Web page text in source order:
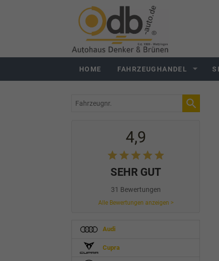
HOME FAHRZEUGHANDEL
Fahrzeugnr.
4,9
SEHR GUT
31 Bewertungen
Alle Bewertungen anzeigen >
Audi
Cupra